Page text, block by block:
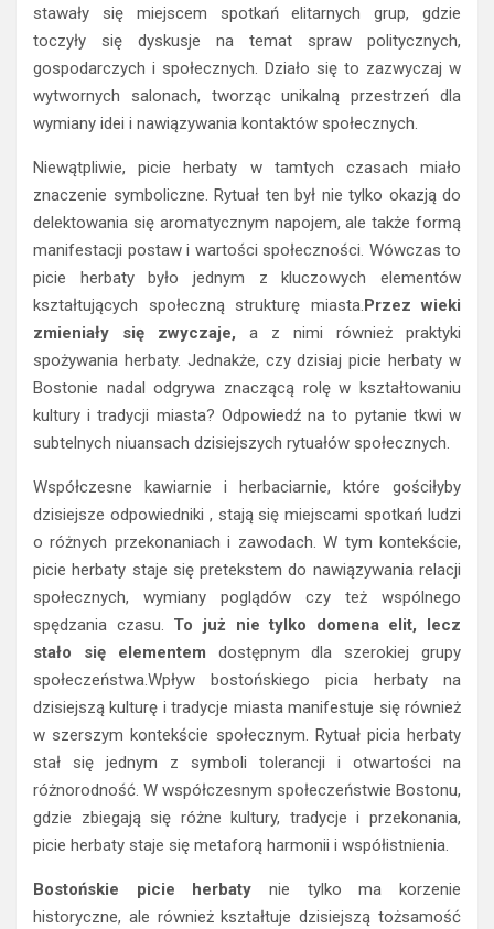
stawały się miejscem spotkań elitarnych grup, gdzie
toczyły się dyskusje na temat spraw politycznych,
gospodarczych i społecznych. Działo się to zazwyczaj w
wytwornych salonach, tworząc unikalną przestrzeń dla
wymiany idei i nawiązywania kontaktów społecznych.
Niewątpliwie, picie herbaty w tamtych czasach miało
znaczenie symboliczne. Rytuał ten był nie tylko okazją do
delektowania się aromatycznym napojem, ale także formą
manifestacji postaw i wartości społeczności. Wówczas to
picie herbaty było jednym z kluczowych elementów
kształtujących społeczną strukturę miasta.Przez wieki
zmieniały się zwyczaje, a z nimi również praktyki
spożywania herbaty. Jednakże, czy dzisiaj picie herbaty w
Bostonie nadal odgrywa znaczącą rolę w kształtowaniu
kultury i tradycji miasta? Odpowiedź na to pytanie tkwi w
subtelnych niuansach dzisiejszych rytuałów społecznych.
Współczesne kawiarnie i herbaciarnie, które gościłyby
dzisiejsze odpowiedniki , stają się miejscami spotkań ludzi
o różnych przekonaniach i zawodach. W tym kontekście,
picie herbaty staje się pretekstem do nawiązywania relacji
społecznych, wymiany poglądów czy też wspólnego
spędzania czasu. To już nie tylko domena elit, lecz
stało się elementem dostępnym dla szerokiej grupy
społeczeństwa.Wpływ bostońskiego picia herbaty na
dzisiejszą kulturę i tradycje miasta manifestuje się również
w szerszym kontekście społecznym. Rytuał picia herbaty
stał się jednym z symboli tolerancji i otwartości na
różnorodność. W współczesnym społeczeństwie Bostonu,
gdzie zbiegają się różne kultury, tradycje i przekonania,
picie herbaty staje się metaforą harmonii i współistnienia.
Bostońskie picie herbaty nie tylko ma korzenie
historyczne, ale również kształtuje dzisiejszą tożsamość